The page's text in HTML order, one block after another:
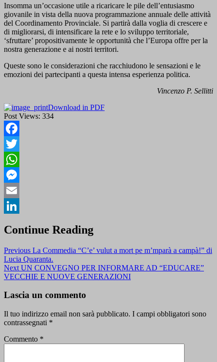
Insomma un’occasione utile a ricaricare le pile dell’entusiasmo
giovanile in vista della nuova programmazione annuale delle attività
del Coordinamento Provinciale. Si partirà dalla voglia di crescere e
di migliorarsi, di intensificare la rete e lo sviluppo territoriale,
‘sfruttare’ propositivamente le opportunità che l’Europa offre per la
nostra generazione e ai nostri territori.
Queste sono le considerazioni che racchiudono le sensazioni e le
emozioni dei partecipanti a questa intensa esperienza politica.
Vincenzo P. Sellitti
Download in PDF
Post Views: 334
Facebook
Twitter
WhatsApp
Messenger
Email
Continue Reading
Previous La Commedia “C’e’ vulut a mort pe m’mparà a campà!” di
Lucia Quaranta.
Next UN CONVEGNO PER INFORMARE AD “EDUCARE”
VECCHIE E NUOVE GENERAZIONI
Lascia un commento
Il tuo indirizzo email non sarà pubblicato. I campi obbligatori sono
contrassegnati *
Commento *